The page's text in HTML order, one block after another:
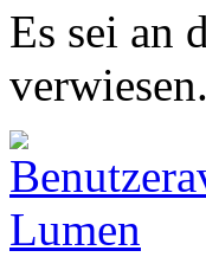
Es sei an
verwiesen.
Lumen